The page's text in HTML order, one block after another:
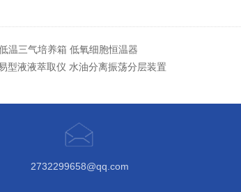
温三气培养箱 低氧细胞恒温器
型液液萃取仪 水油分离振荡分层装置
2732299658@qq.com